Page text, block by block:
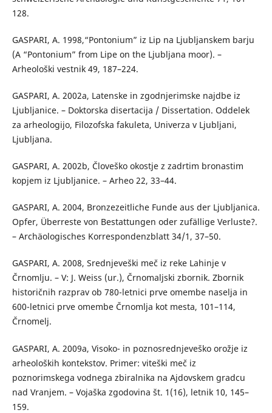
128.
GASPARI, A. 1998,“Pontonium” iz Lip na Ljubljanskem barju
(A “Pontonium” from Lipe on the Ljubljana moor). –
Arheološki vestnik 49, 187–224.
GASPARI, A. 2002a, Latenske in zgodnjerimske najdbe iz
Ljubljanice. – Doktorska disertacija / Dissertation. Oddelek
za arheologijo, Filozofska fakuleta, Univerza v Ljubljani,
Ljubljana.
GASPARI, A. 2002b, Človeško okostje z zadrtim bronastim
kopjem iz Ljubljanice. – Arheo 22, 33–44.
GASPARI, A. 2004, Bronzezeitliche Funde aus der Ljubljanica.
Opfer, Überreste von Bestattungen oder zufällige Verluste?.
– Archäologisches Korrespondenzblatt 34/1, 37–50.
GASPARI, A. 2008, Srednjeveški meč iz reke Lahinje v
Črnomlju. – V: J. Weiss (ur.), Črnomaljski zbornik. Zbornik
historičnih razprav ob 780-letnici prve omembe naselja in
600-letnici prve omembe Črnomlja kot mesta, 101–114,
Črnomelj.
GASPARI, A. 2009a, Visoko- in poznosrednjeveško orožje iz
arheoloških kontekstov. Primer: viteški meč iz
poznorimskega vodnega zbiralnika na Ajdovskem gradcu
nad Vranjem. – Vojaška zgodovina št. 1(16), letnik 10, 145–
159.